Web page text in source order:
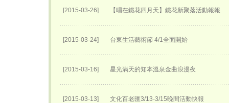
[2015-03-26] 【唱在鐵花四月天】鐵花新聚落活動報報
[2015-03-24] 台東生活藝術節 4/1全面開始
[2015-03-16] 星光滿天的知本溫泉金曲浪漫夜
[2015-03-13] 文化百老匯3/13-3/15晚間活動快報